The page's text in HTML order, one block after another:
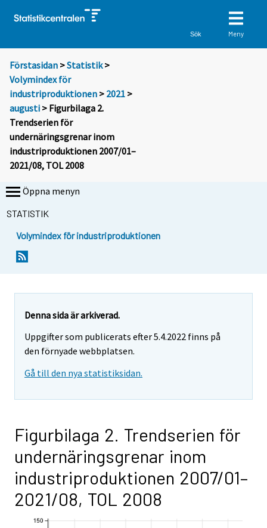
Sök Meny
Förstasidan >Statistik >
Volymindex för
industriproduktionen > 2021 >
augusti > Figurbilaga 2.
Trendserien för
undernäringsgrenar inom
industriproduktionen 2007/01–
2021/08, TOL 2008
Öppna menyn
STATISTIK
Volymindex för industriproduktionen
Denna sida är arkiverad.
Uppgifter som publicerats efter 5.4.2022 finns på
den förnyade webbplatsen.
Gå till den nya statistiksidan.
Figurbilaga 2. Trendserien för
undernäringsgrenar inom
industriproduktionen 2007/01–
2021/08, TOL 2008